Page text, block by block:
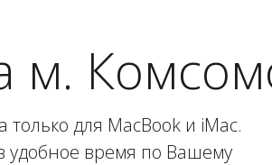
м.
для MacBook и iMac.
удобное время по Вашему